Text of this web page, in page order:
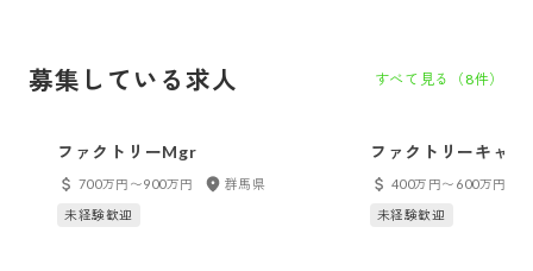
募集している求人 すべて見る（8件）
ファクトリーMgr
700万円〜900万円
群馬県
未経験歓迎
ファクトリーキャプ
400万円〜600万円
未経験歓迎